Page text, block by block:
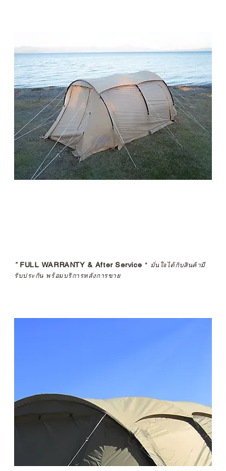
*FULL WARRANTY & After Service * มั่นใจได้กับสินค้ามี
รับประกัน พร้อมบริการหลังการขาย